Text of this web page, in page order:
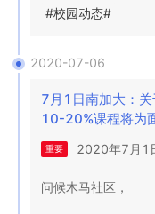
今年秋天，我们必
的朋友，同事和家
这里我们可以共同
保持身体健康。
强烈建议为学生和
在COVID-19紧急情
远程参与CPT，前
与度和学习目标达成
少于20小时，并且
最小小时数，只是
只要继续学习的学
（SEVIS）的记录
最近学生的接触和
风险活动；建议学生
消除小组聚会，并
员，联系追踪小组
确保我们的社区安
我们校园的设施之
如果您生病或接触
#校园动态#
2020-07-06
7月1日南加大：
10-20%课程将为
重要 2020年7月1
问候木马社区，